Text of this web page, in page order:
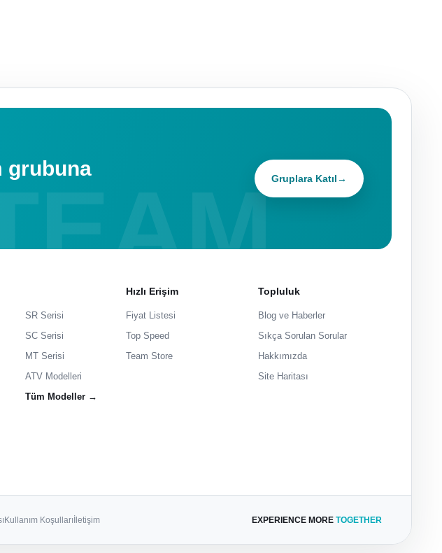
grubuna
Gruplara Katıl→
SR Serisi
SC Serisi
MT Serisi
ATV Modelleri
Tüm Modeller →
Hızlı Erişim
Fiyat Listesi
Top Speed
Team Store
Topluluk
Blog ve Haberler
Sıkça Sorulan Sorular
Hakkımızda
Site Haritası
Kullanım Koşullarıİletişim EXPERIENCE MORE TOGETHER